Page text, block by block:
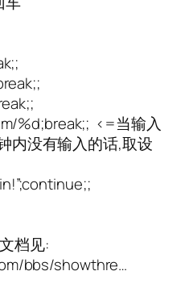
%d;break;; <=当输入
内没有输入的话,取设
档见:
bbs/showthre…